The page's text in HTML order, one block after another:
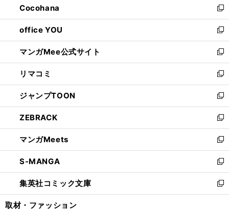
く
で
開
く
ド
ウ
で
開
く
い
ウ
ィ
ン
ド
ウ
で
開
く
Cocohana
新
し
い
ウ
ィ
ン
ド
ウ
で
開
く
office YOU
新
し
い
ウ
ィ
ン
ド
ウ
で
開
く
マンガMee公式サイト
新
し
い
ウ
ィ
ン
ド
ウ
で
開
く
リマコミ
新
し
い
ウ
ィ
ン
ド
ウ
で
開
く
ジャンプTOON
新
し
い
ウ
ィ
ン
ド
ウ
で
開
ZEBRACK
新
し
い
ウ
ィ
ン
ド
ウ
マンガMeets
新
し
い
ウ
ィ
ン
S-MANGA
新
し
い
ウ
集英社コミック文庫
新
し
取材・ファッション